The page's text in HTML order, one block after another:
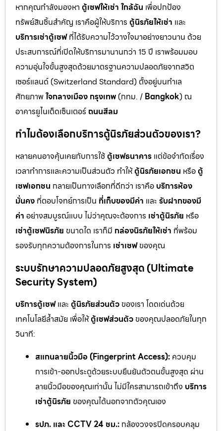
หากคุณกำลังมองหา ตู้เซฟให้เช่า ใกล้ฉัน เพื่อปกป้อง
ทรัพย์สินชิ้นสำคัญ เราคือผู้ให้บริการ ตู้นิรภัยให้เช่า และ
บริการเช่าตู้เซฟที่ได้รับความไว้วางใจมาอย่างยาวนาน ด้วย
ประสบการณ์ที่เปิดให้บริการมานานกว่า 15 ปี เราพร้อมมอบ
ความอุ่นใจขั้นสูงสุดด้วยมาตรฐานความปลอดภัยจากสวิต
เซอร์แลนด์ (Switzerland Standard) ตั้งอยู่บนทำเล
ศักยภาพใจกลางเมือง กรุงเทพ(กทม. / Bangkok) ณ
อาคารยูไนเต็ดเซ็นเตอร์ ถนนสีลม
ทำไมต้องเลือกบริการตู้นิรภัยส่วนตัวของเรา?
หลายคนอาจคุ้นเคยกับการใช้ ตู้เซฟธนาคาร แต่ข้อจำกัดเรื่อง
เวลาทำการและความเป็นส่วนตัว ทำให้ตู้นิรภัยเอกชน หรือ ตู้
เซฟเอกชน กลายเป็นทางเลือกที่ดีกว่า เราคือ บริการห้อง
มั่นคง ที่ตอบโจทย์การเป็น ที่เก็บของมีค่า และ รับฝากของมี
ค่า อย่างสมบูรณ์แบบ ไม่ว่าคุณจะต้องการ เช่าตู้นิรภัย หรือ
เช่าตู้เซฟนิรภัย ขนาดใด เราก็มี กล่องนิรภัยให้เช่า ที่พร้อม
รองรับทุกความต้องการในการ เช่าเซฟของคุณ
ระบบรักษาความปลอดภัยสูงสุด (Ultimate
Security System)
บริการตู้เซฟและ ตู้นิรภัยส่วนตัว ของเรา โดดเด่นด้วย
เทคโนโลยีล้ำสมัย เพื่อให้ตู้เซฟส่วนตัว ของคุณปลอดภัยในทุก
วินาที:
สแกนลายนิ้วมือ (Fingerprint Access): ควบคุม
การเข้า-ออกประตูด้วยระบบยืนยันตัวตนขั้นสูงสุด ผ่าน
ลายนิ้วมือของคุณเท่านั้น ไม่มีใครสามารถเข้าถึง บริการ
เช่าตู้นิรภัย ของคุณได้นอกจากตัวคุณเอง
รปภ. และ CCTV 24 ชม.: กล้องวงจรปิดครอบคลุม